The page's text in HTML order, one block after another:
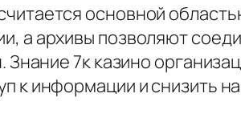
основной
а архивы позволяют
7к казино
к информации и снизить